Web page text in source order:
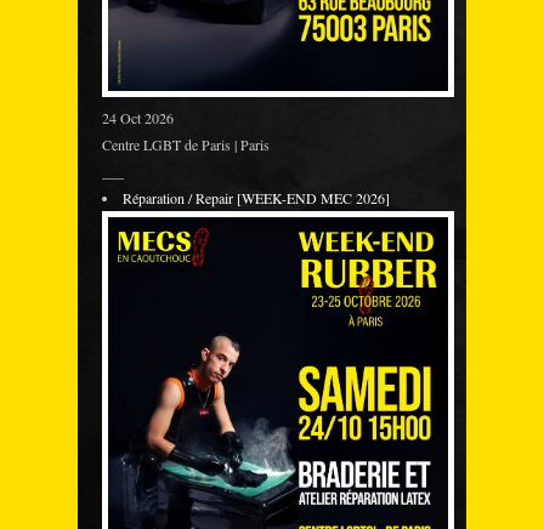
24 Oct 2026
Centre LGBT de Paris | Paris
Réparation / Repair [WEEK-END MEC 2026]